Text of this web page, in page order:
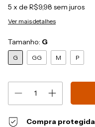
5 x de R$9,98 sem juros
Ver mais detalhes
Tamanho: G
G GG M P
Compra protegida